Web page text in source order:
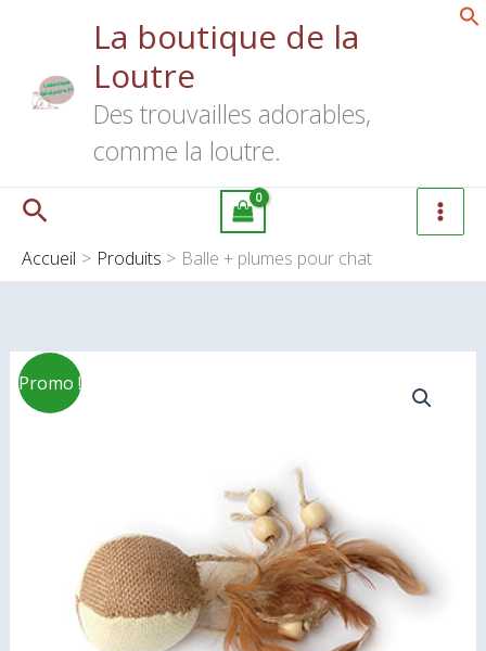
La boutique de la
Loutre
Des trouvailles adorables,
comme la loutre.
Rechercher
Accueil Produits Balle + plumes pour chat
Promo !
3.00€.